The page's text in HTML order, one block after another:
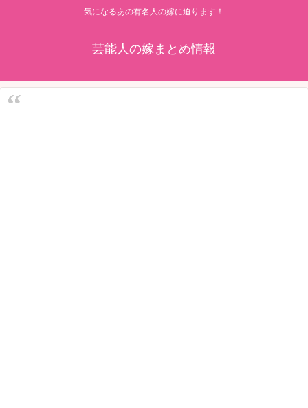
気になるあの有名人の嫁に迫ります！
芸能人の嫁まとめ情報